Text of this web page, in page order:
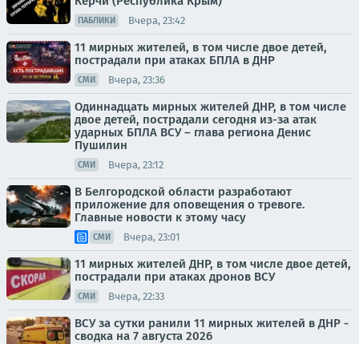
ПАБЛИКИ Вчера, 23:42
11 мирных жителей, в том числе двое детей,
пострадали при атаках БПЛА в ДНР
СМИ Вчера, 23:36
Одиннадцать мирных жителей ДНР, в том числе
двое детей, пострадали сегодня из-за атак
ударных БПЛА ВСУ – глава региона Денис
Пушилин
СМИ Вчера, 23:12
В Белгородской области разработают
приложение для оповещения о тревоге.
Главные новости к этому часу
СМИ Вчера, 23:01
11 мирных жителей ДНР, в том числе двое детей,
пострадали при атаках дронов ВСУ
СМИ Вчера, 22:33
ВСУ за сутки ранили 11 мирных жителей в ДНР -
сводка на 7 августа 2026